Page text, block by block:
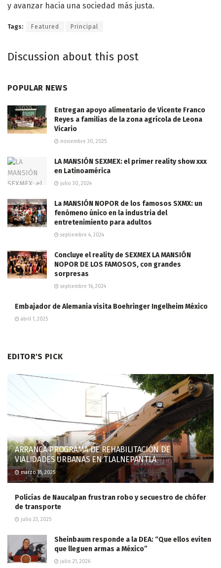
y avanzar hacia una sociedad más justa.
Tags: Featured Principal
Discussion about this post
POPULAR NEWS
Entregan apoyo alimentario de Vicente Franco
Reyes a familias de la zona agrícola de Leona
Vicario
noviembre 30, 2025
LA MANSIÓN SEXMEX: el primer reality show xxx
en Latinoamérica
julio 30, 2024
La MANSIÓN NOPOR de los famosos SXMX: un
fenómeno único en la industria del
entretenimiento para adultos
septiembre 4, 2024
Concluye el reality de SEXMEX LA MANSIÓN
NOPOR DE LOS FAMOSOS, con grandes
sorpresas
septiembre 16, 2024
Embajador de Alemania visita Boehringer Ingelheim México
abril 1, 2025
EDITOR'S PICK
ARRANCA PROGRAMA DE REHABILITACIÓN DE
VIALIDADES URBANAS EN TLALNEPANTLA
marzo 18, 2025
Policías de Naucalpan frustran robo y secuestro de chófer
de transporte
julio 23, 2025
Sheinbaum responde a la DEA: “Que ellos eviten
que lleguen armas a México”
julio 21, 2026